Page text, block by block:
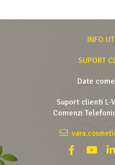
INFO
SUPORT
Date
Suport clienti L-
Comenzi